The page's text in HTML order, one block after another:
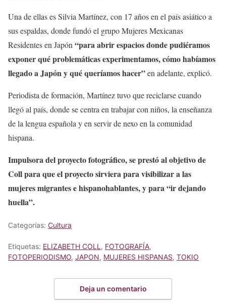
Una de ellas es Silvia Martínez, con 17 años en el país asiático a
sus espaldas, donde fundó el grupo Mujeres Mexicanas
Residentes en Japón “para abrir espacios donde pudiéramos
exponer qué problemáticas experimentamos, cómo habíamos
llegado a Japón y qué queríamos hacer”en adelante, explicó.
Periodista de formación, Martínez tuvo que reciclarse cuando
llegó al país, donde se centra en trabajar con niños, la enseñanza
de la lengua española y en servir de nexo en la comunidad
hispana.
Impulsora del proyecto fotográfico, se prestó al objetivo de
Coll para que el proyecto sirviera para visibilizar a las
mujeres migrantes e hispanohablantes, y para “ir dejando
huella”.
Categorías: Cultura
Etiquetas: ELIZABETH COLL , FOTOGRAFÍA,
FOTOPERIODISMO, JAPON, MUJERES HISPANAS, TOKIO
Deja un comentario